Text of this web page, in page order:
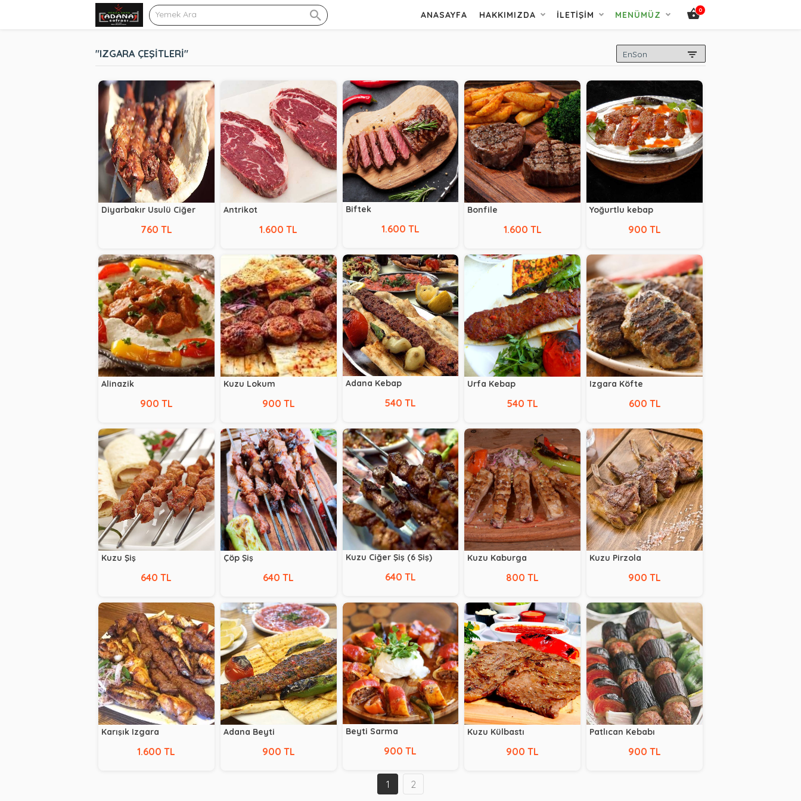
0
ANASAYFA HAKKIMIZDA İLETIŞIM MENÜMÜZ
"IZGARA ÇEŞITLERI"
Diyarbakır Usulü Ciğer
760 TL
Antrikot
1.600 TL
Biftek
1.600 TL
Bonfile
1.600 TL
Yoğurtlu kebap
900 TL
Alinazik
900 TL
Kuzu Lokum
900 TL
Adana Kebap
540 TL
Urfa Kebap
540 TL
Izgara Köfte
600 TL
Kuzu Şiş
640 TL
Çöp Şiş
640 TL
Kuzu Ciğer Şiş (6 Şiş)
640 TL
Kuzu Kaburga
800 TL
Kuzu Pirzola
900 TL
Karışık Izgara
1.600 TL
Adana Beyti
900 TL
Beyti Sarma
900 TL
Kuzu Külbastı
900 TL
Patlıcan Kebabı
900 TL
1 2